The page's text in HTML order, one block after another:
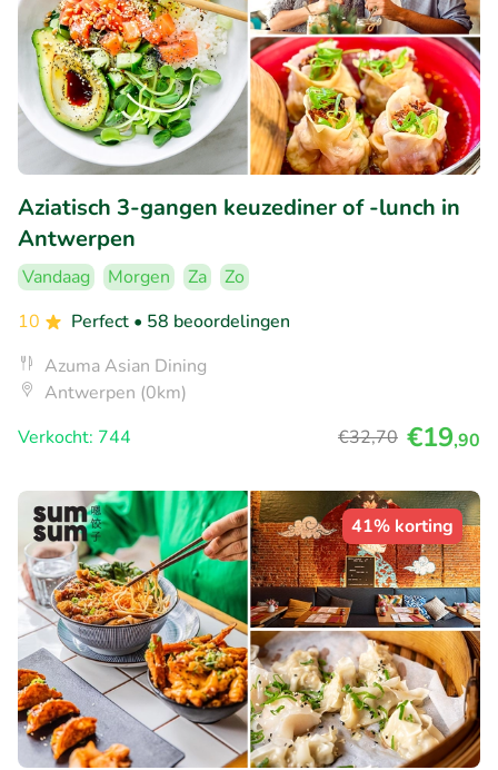
Aziatisch 3-gangen keuzediner of -lunch in
Antwerpen
Vandaag Morgen Za
Zo
10
Perfect • 58 beoordelingen
Azuma Asian Dining
Antwerpen (0km)
Verkocht: 744
€32,70 €19,90
41% korting